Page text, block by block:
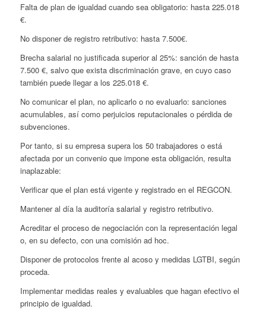
Falta de plan de igualdad cuando sea obligatorio: hasta 225.018
€.
No disponer de registro retributivo: hasta 7.500€.
Brecha salarial no justificada superior al 25%: sanción de hasta
7.500 €, salvo que exista discriminación grave, en cuyo caso
también puede llegar a los 225.018 €.
No comunicar el plan, no aplicarlo o no evaluarlo: sanciones
acumulables, así como perjuicios reputacionales o pérdida de
subvenciones.
Por tanto, si su empresa supera los 50 trabajadores o está
afectada por un convenio que impone esta obligación, resulta
inaplazable:
Verificar que el plan está vigente y registrado en el REGCON.
Mantener al día la auditoría salarial y registro retributivo.
Acreditar el proceso de negociación con la representación legal
o, en su defecto, con una comisión ad hoc.
Disponer de protocolos frente al acoso y medidas LGTBI, según
proceda.
Implementar medidas reales y evaluables que hagan efectivo el
principio de igualdad.